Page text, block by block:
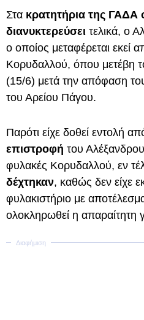
Στα κρατητήρια της ΓΑΔΑ
διανυκτερεύσει τελικά, ο
ο οποίος μεταφέρεται εκεί
Κορυδαλλού, όπου μετέβη
(15/6) μετά την απόφαση
του Αρείου Πάγου.
Παρότι είχε δοθεί εντολή
επιστροφή του
φυλακές Κορυδαλλού, εν
δέχτηκαν, καθώς δεν είχε
φυλακιστήριο με
ολοκληρωθεί η απαραίτητη